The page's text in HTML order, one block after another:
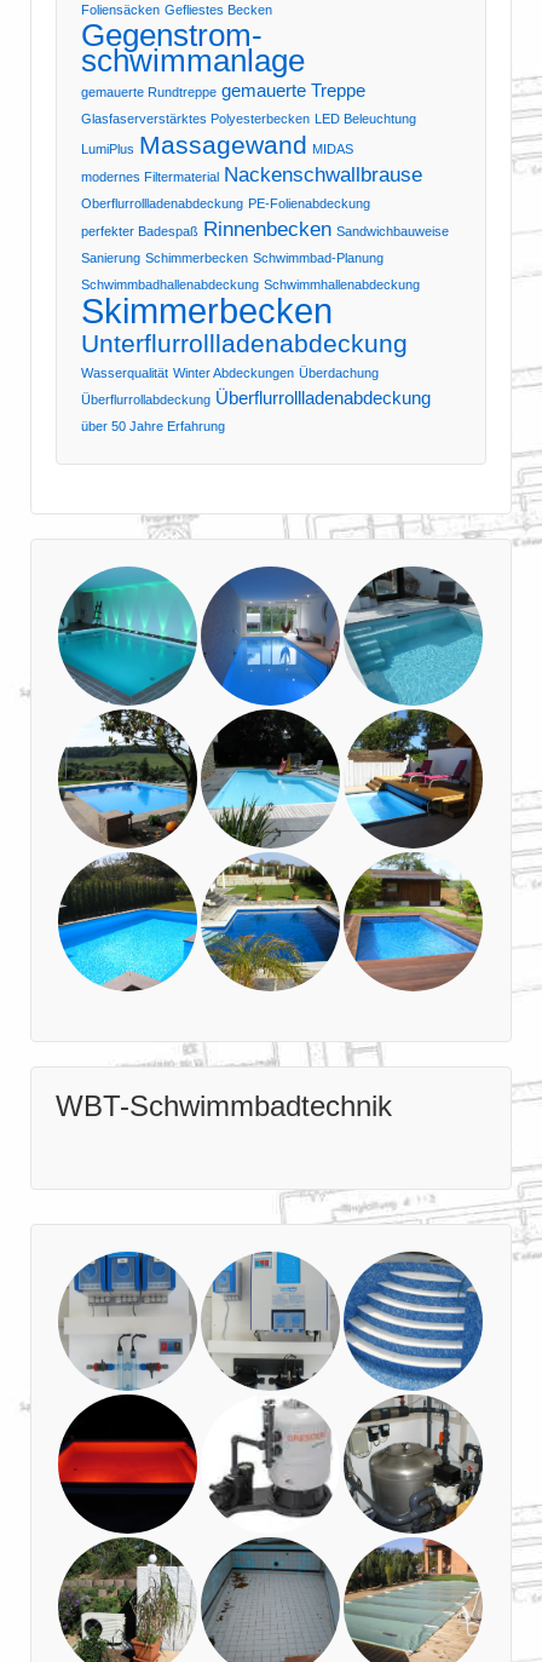
Foliensäcken Gefliestes Becken
Gegenstrom-
schwimmanlage
gemauerte Rundtreppe gemauerte Treppe
Glasfaserverstärktes Polyesterbecken LED Beleuchtung
LumiPlus Massagewand MIDAS
modernes Filtermaterial Nackenschwallbrause
Oberflurrollladenabdeckung PE-Folienabdeckung
perfekter Badespaß Rinnenbecken Sandwichbauweise
Sanierung Schimmerbecken Schwimmbad-Planung
Schwimmbadhallenabdeckung Schwimmhallenabdeckung
Skimmerbecken
Unterflurrollladenabdeckung
Wasserqualität Winter Abdeckungen Überdachung
Überflurrollabdeckung Überflurrollladenabdeckung
über 50 Jahre Erfahrung
WBT-Schwimmbadtechnik